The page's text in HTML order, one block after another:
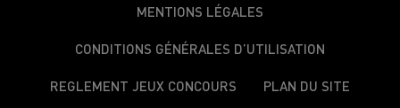
MENTIONS LÉGALES
CONDITIONS GÉNÉRALES D’UTILISATION
REGLEMENT JEUX CONCOURS PLAN DU SITE